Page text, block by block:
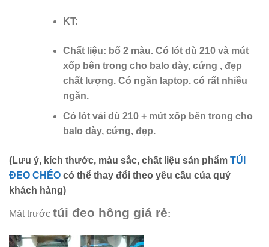
KT:
Chất liệu: bố 2 màu. Có lót dù 210 và mút
xốp bên trong cho balo dày, cứng , đẹp
chất lượng. Có ngăn laptop. có rất nhiều
ngăn.
Có lót vải dù 210 + mút xốp bên trong cho
balo dày, cứng, đẹp.
(Lưu ý, kích thước, màu sắc, chất liệu sản phẩm TÚI
ĐEO CHÉO có thể thay đổi theo yêu cầu của quý
khách hàng)
Mặt trước túi đeo hông giá rẻ: